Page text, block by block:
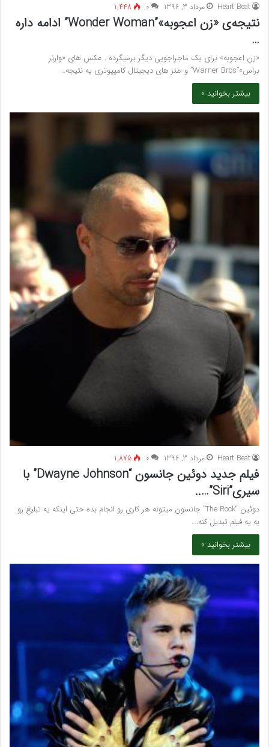
Heart Beat مرداد 3, 1396 ۰ 1,448
نتیجه‌ی «زن اعجوبه»”Wonder Woman” ادامه داره
…
«زن اعجوبه» برای یک ماجراجویی دیگر برمیگرده . عکس های «وارنِر
براس»”Warner Bros” و طنز های دیجیتال کامپیوتری یه نتیجه…
بیشتر بخوانید »
Heart Beat مرداد 3, 1396 ۰ 1,875
فیلم جدید دوئین جانسون “Dwayne Johnson” با
سیری”Siri”…..
دوئین “The Rock” جانسون میتونه هر کاری رو انجام بده حتی اینکه یه تبلیغ رو
به یه فیلم تبدیل کنه.…
بیشتر بخوانید »